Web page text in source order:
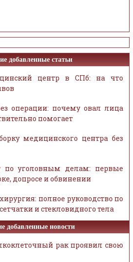
добавленные статьи
центр в СПб: на что
операции: почему овал лица
помогает
медицинского центра без
по уголовным делам: первые
допросе и обвинении
полное руководство по
и стекловидного тела
добавленные новости
рак проявил свою